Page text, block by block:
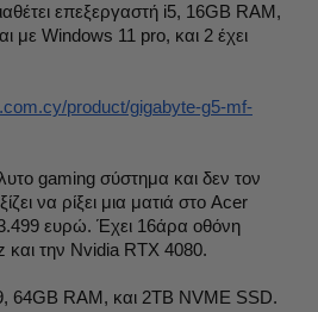
επεξεργαστή i5, 16GB RAM,
με Windows 11 pro, και 2 έχει
product/gigabyte-g5-mf-
gaming σύστημα και δεν τον
να ρίξει μια ματιά στο Acer
ευρώ. Έχει 16άρα οθόνη
την Nvidia RTX 4080.
64GB RAM, και 2TB NVME SSD.